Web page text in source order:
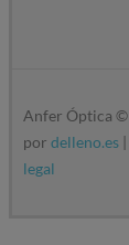
Anfer Óptica ©
por delleno.es |
legal